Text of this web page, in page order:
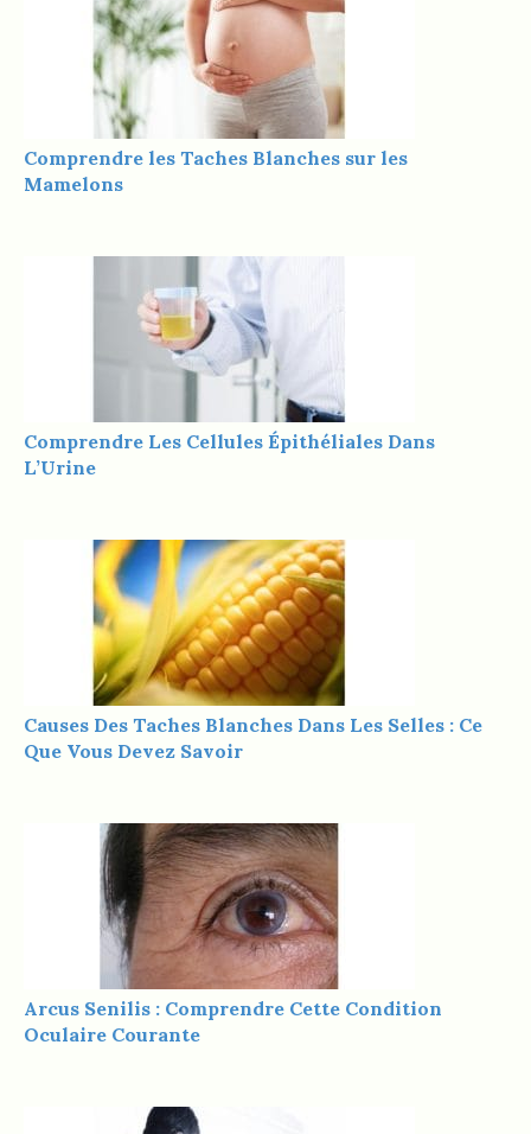
Comprendre les Taches Blanches sur les
Mamelons
Comprendre Les Cellules Épithéliales Dans
L’Urine
Causes Des Taches Blanches Dans Les Selles : Ce
Que Vous Devez Savoir
Arcus Senilis : Comprendre Cette Condition
Oculaire Courante